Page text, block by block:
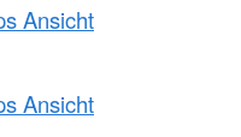
Ansicht
Ansicht